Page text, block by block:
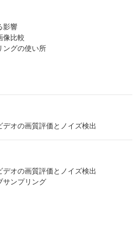
影響
像比較
ングの使い所
デオの画質評価とノイズ検出
デオの画質評価とノイズ検出
サンプリング